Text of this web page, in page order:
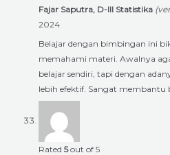
Fajar Saputra, D-III Statistika
2024
Belajar dengan bimbingan ini
memahami materi. Awalnya
belajar sendiri, tapi dengan
lebih efektif. Sangat membantu
Rated 5out of 5